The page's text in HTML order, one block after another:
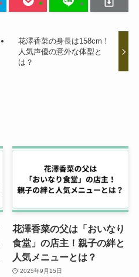
花澤香菜の身長は158cm！
人気声優の意外な体型と
は？
花澤香菜の父は「おいなり
食堂」の店主！親子の絆と
人気メニューとは？
2025年9月15日